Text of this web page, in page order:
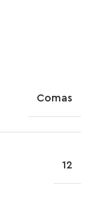
Comas
12